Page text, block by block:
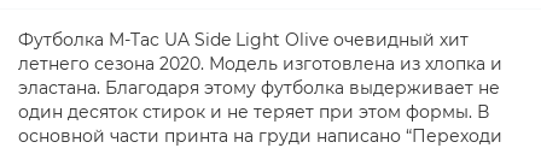
Футболка M-Tac UA Side Light Olive очевидный хит
летнего сезона 2020. Модель изготовлена из хлопка и
эластана. Благодаря этому футболка выдерживает не
один десяток стирок и не теряет при этом формы. В
основной части принта на груди написано “Переходи